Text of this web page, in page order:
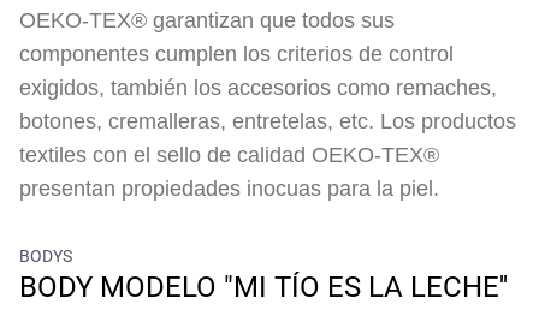
OEKO-TEX® garantizan que todos sus
componentes cumplen los criterios de control
exigidos, también los accesorios como remaches,
botones, cremalleras, entretelas, etc. Los productos
textiles con el sello de calidad OEKO-TEX®
presentan propiedades inocuas para la piel.
BODYS
BODY MODELO "MI TÍO ES LA LECHE''